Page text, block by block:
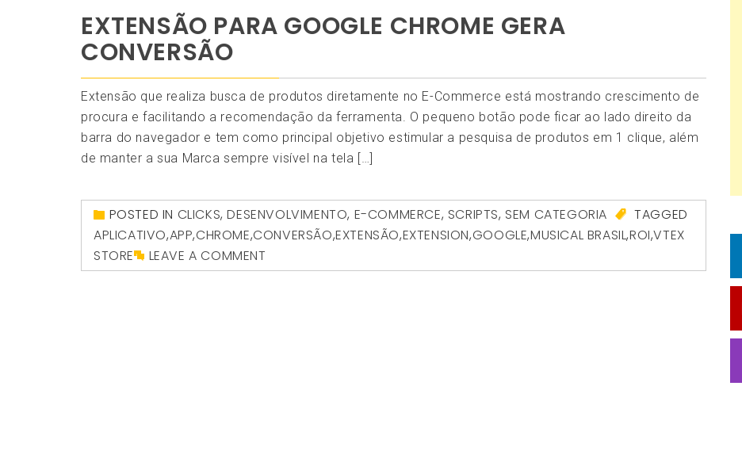
EXTENSÃO PARA GOOGLE CHROME GERA
CONVERSÃO
Extensão que realiza busca de produtos diretamente no E-Commerce está mostrando crescimento de
procura e facilitando a recomendação da ferramenta. O pequeno botão pode ficar ao lado direito da
barra do navegador e tem como principal objetivo estimular a pesquisa de produtos em 1 clique, além
de manter a sua Marca sempre visível na tela […]
POSTED IN CLICKS,DESENVOLVIMENTO, E-COMMERCE, SCRIPTS, SEM CATEGORIA
TAGGED
APLICATIVO,APP,CHROME,CONVERSÃO,EXTENSÃO,EXTENSION,GOOGLE,MUSICAL BRASIL,ROI,VTEX
STORE
LEAVE A COMMENT